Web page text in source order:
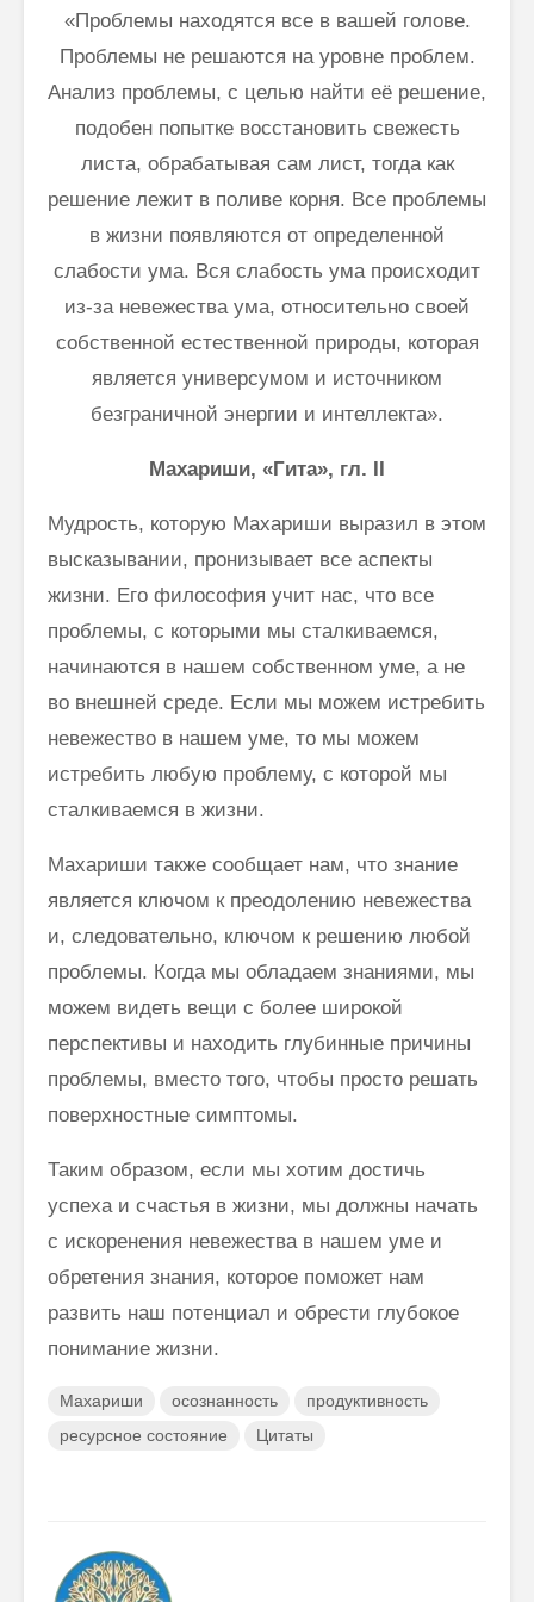
«Проблемы находятся все в вашей голове.
Проблемы не решаются на уровне проблем.
Анализ проблемы, с целью найти её решение,
подобен попытке восстановить свежесть
листа, обрабатывая сам лист, тогда как
решение лежит в поливе корня. Все проблемы
в жизни появляются от определенной
слабости ума. Вся слабость ума происходит
из-за невежества ума, относительно своей
собственной естественной природы, которая
является универсумом и источником
безграничной энергии и интеллекта».
Махариши, «Гита», гл. II
Мудрость, которую Махариши выразил в этом
высказывании, пронизывает все аспекты
жизни. Его философия учит нас, что все
проблемы, с которыми мы сталкиваемся,
начинаются в нашем собственном уме, а не
во внешней среде. Если мы можем истребить
невежество в нашем уме, то мы можем
истребить любую проблему, с которой мы
сталкиваемся в жизни.
Махариши также сообщает нам, что знание
является ключом к преодолению невежества
и, следовательно, ключом к решению любой
проблемы. Когда мы обладаем знаниями, мы
можем видеть вещи с более широкой
перспективы и находить глубинные причины
проблемы, вместо того, чтобы просто решать
поверхностные симптомы.
Таким образом, если мы хотим достичь
успеха и счастья в жизни, мы должны начать
с искоренения невежества в нашем уме и
обретения знания, которое поможет нам
развить наш потенциал и обрести глубокое
понимание жизни.
Махариши осознанность
продуктивность
ресурсное состояние
Цитаты
Как говорить
соответственно
окружению
Махеш Йоги:
“Неправильное
Упанишад,
Гиты, всей этой
Веданты,
философии
Три облика
Почему
говорим
Дэв”
Дэв)
такое
как